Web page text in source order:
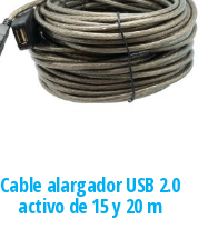
Cable alargador USB 2.0
activo de 15 y 20 m